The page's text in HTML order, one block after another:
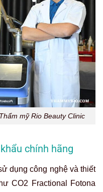
mỹ Rio Beauty Clinic
chính hãng
dụng công nghệ và thiết
CO2 Fractional Fotona